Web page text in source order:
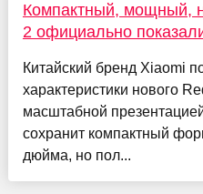
Компактный, мощный,
2 официально
Китайский бренд Xiaomi
характеристики нового
масштабной
сохранит компактный
дюйма, но пол...